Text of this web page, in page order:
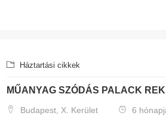
Háztartási cikkek
MŰANYAG SZÓDÁS PALACK
Budapest, X. Kerület
6